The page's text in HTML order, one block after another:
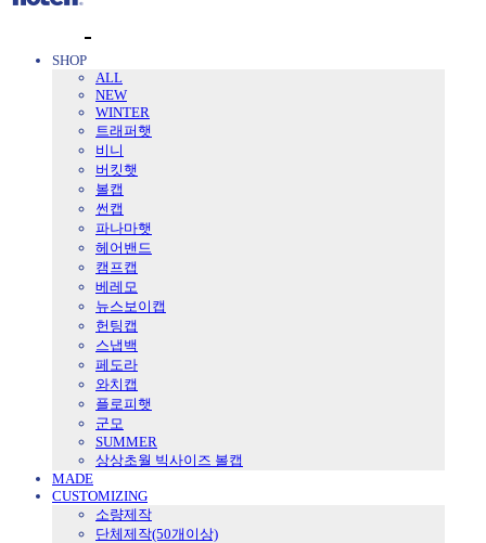
SHOP
ALL
NEW
WINTER
트래퍼햇
비니
버킷햇
볼캡
썬캡
파나마햇
헤어밴드
캠프캡
베레모
뉴스보이캡
헌팅캡
스냅백
페도라
와치캡
플로피햇
군모
SUMMER
상상초월 빅사이즈 볼캡
MADE
CUSTOMIZING
소량제작
단체제작(50개이상)